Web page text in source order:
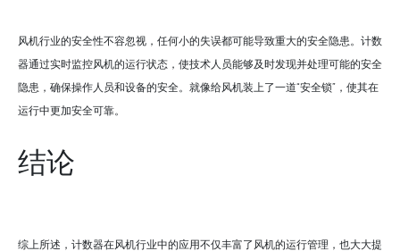
风机行业的安全性不容忽视，任何小的失误都可能导致重大的安全隐患。计数
器通过实时监控风机的运行状态，使技术人员能够及时发现并处理可能的安全
隐患，确保操作人员和设备的安全。就像给风机装上了一道“安全锁”，使其在
运行中更加安全可靠。
结论
综上所述，计数器在风机行业中的应用不仅丰富了风机的运行管理，也大大提